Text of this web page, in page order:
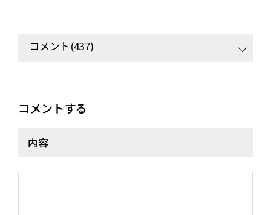
STAFF DIARY
コメント(437)
コメントする
内容